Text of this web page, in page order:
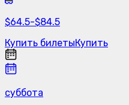
$64.5-$84.5
Купить билетыКупить
суббота